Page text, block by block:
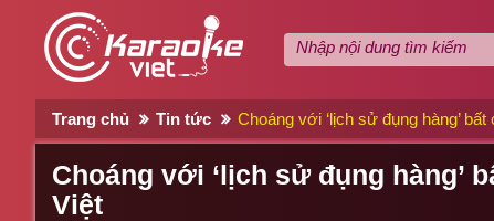
Trang chủ Tin tức Choáng với ‘lịch sử đụng hàng’
Choáng với ‘lịch sử đụng hàng’
Việt